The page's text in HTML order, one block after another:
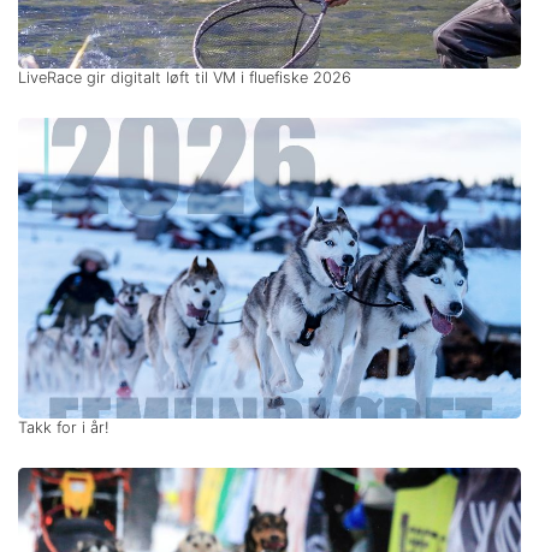
LiveRace gir digitalt løft til VM i fluefiske 2026
Takk for i år!